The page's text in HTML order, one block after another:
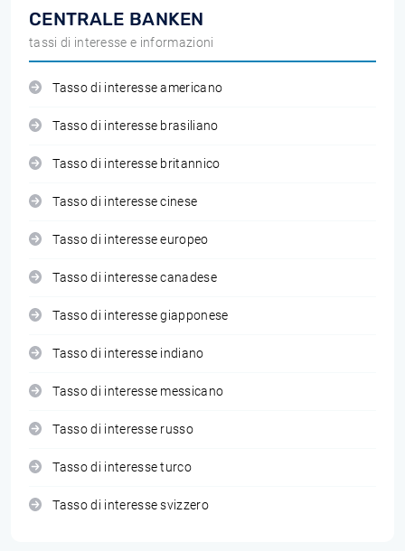
CENTRALE BANKEN
tassi di interesse e informazioni
Tasso di interesse americano
Tasso di interesse brasiliano
Tasso di interesse britannico
Tasso di interesse cinese
Tasso di interesse europeo
Tasso di interesse canadese
Tasso di interesse giapponese
Tasso di interesse indiano
Tasso di interesse messicano
Tasso di interesse russo
Tasso di interesse turco
Tasso di interesse svizzero